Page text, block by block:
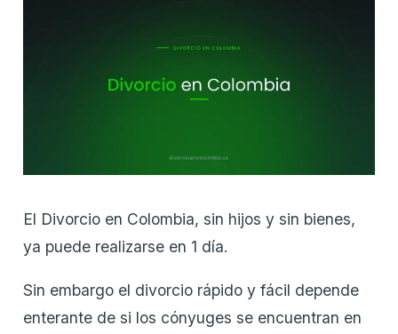
El Divorcio en Colombia, sin hijos y sin bienes,
ya puede realizarse en 1 día.
Sin embargo el divorcio rápido y fácil depende
enterante de si los cónyuges se encuentran en